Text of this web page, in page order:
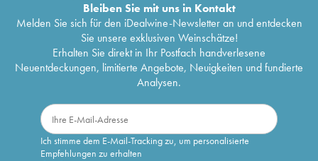
Bleiben Sie mit uns in Kontakt
Melden Sie sich für den iDealwine-Newsletter an und entdecken
Sie unsere exklusiven Weinschätze!
Erhalten Sie direkt in Ihr Postfach handverlesene
Neuentdeckungen, limitierte Angebote, Neuigkeiten und fundierte
Analysen.
Ich stimme dem E-Mail-Tracking zu, um personalisierte
Empfehlungen zu erhalten